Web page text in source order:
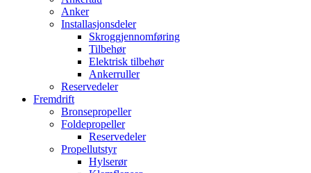
Anker
Installasjonsdeler
Skroggjennomføring
Tilbehør
Elektrisk tilbehør
Ankerruller
Reservedeler
Fremdrift
Bronsepropeller
Foldepropeller
Reservedeler
Propellutstyr
Hylserør